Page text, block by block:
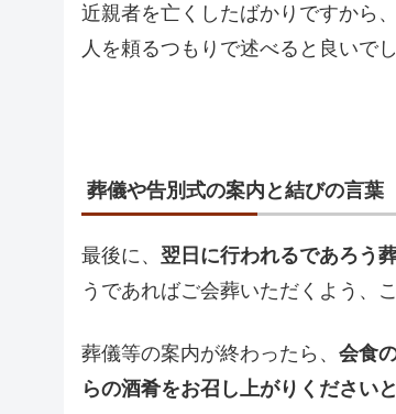
近親者を亡くしたばかりですから
人を頼るつもりで述べると良いでし
葬儀や告別式の案内と結びの言葉
最後に、 翌日に行われるであろう
うであればご会葬いただくよう、
葬儀等の案内が終わったら、 会食
らの酒肴をお召し上がりください